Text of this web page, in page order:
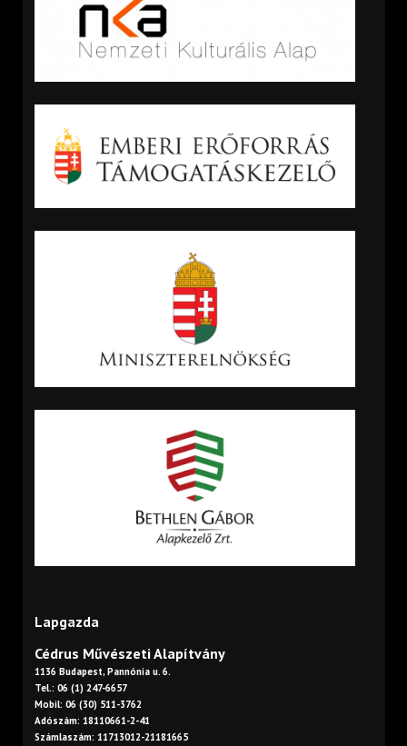
Lapgazda
Cédrus Művészeti Alapítvány
1136 Budapest, Pannónia u. 6.
Tel.: 06 (1) 247-6657
Mobil: 06 (30) 511-3762
Adószám: 18110661-2-41
Számlaszám: 11713012-21181665